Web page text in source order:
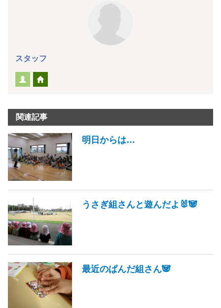
スタッフ
関連記事
明日からは…
うさぎ組さんと遊んだよ🐰🐼
最近のぱんだ組さん🐼